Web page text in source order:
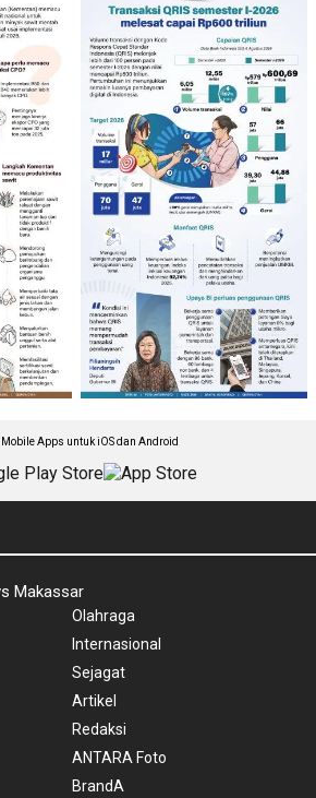
Apps untuk iOS dan Android
Makassar
Olahraga
Internasional
Sejagat
Artikel
Redaksi
ANTARA Foto
BrandA